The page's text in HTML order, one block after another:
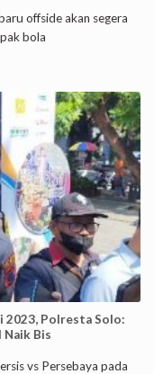
offside akan segera
bola
2023, Polresta Solo:
Naik Bis
vs Persebaya pada